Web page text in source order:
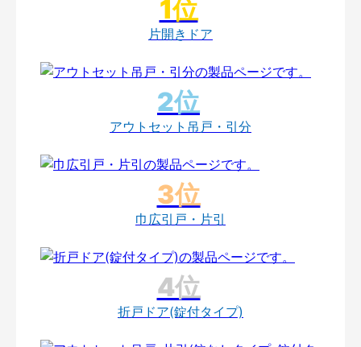
片開きドア
アウトセット吊戸・引分
巾広引戸・片引
折戸ドア(錠付タイプ)